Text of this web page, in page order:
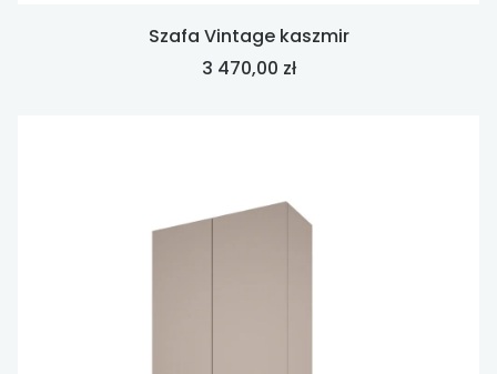
Szafa Vintage kaszmir
Cena
3 470,00 zł